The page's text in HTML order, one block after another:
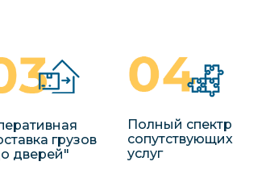
грузов
дверей"
Полный спектр
сопутствующих
услуг